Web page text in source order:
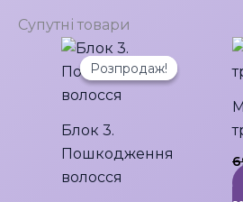
Супутні товари
Розпродаж!
Розпродаж!
Блок 3.
Пошкодження
волосся